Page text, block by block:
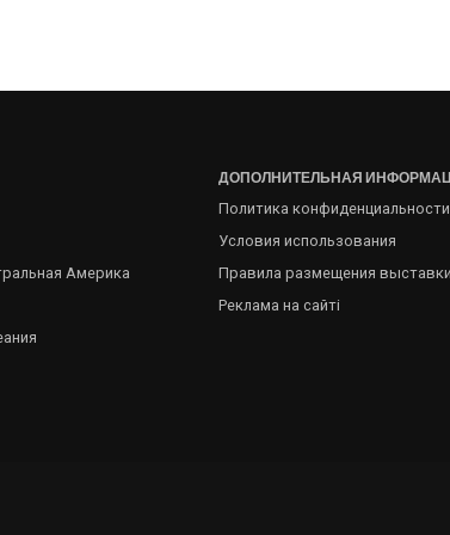
Америка
ДОПОЛНИТЕЛЬНАЯ
Политика конфиденциальности
Условия использования
Правила размещения выставки
Реклама на сайті